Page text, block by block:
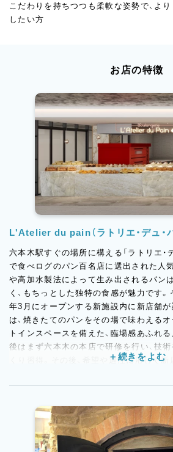
こだわりを持ちつつも柔軟な姿勢で、よ
したい方
お店の特徴
L'Atelier du pain（ラトリエ・デュ・
六本木駅すぐの場所に構える「ラトリエ・
で食べログのパン百名店に選出された人
や高加水製法によって生み出されるパン
く、もちっとした独特の食感が魅力です
年3月にオープンする新施設内に新店舗が
は、焼きたてのパンをその場で味わえる
トインスペースを備えた、臨場感あふれ
後はまず六本木の本店で研修を行い、技
くり習得。その後、希望や適性に応じて新
い」そんな想いを持つ方を歓迎します。